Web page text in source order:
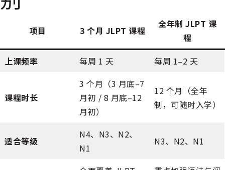
项目 3 个月 JLPT 课程
全年制 JLPT 课
程
上课频率
每周 1 天 每周 1–2 天
课程时长
3 个月（3 月底–7
月初 / 8 月底–12
月初）
12 个月（全年
制，可随时入学）
适合等级
N4、N3、N2、
N1
N3、N2、N1